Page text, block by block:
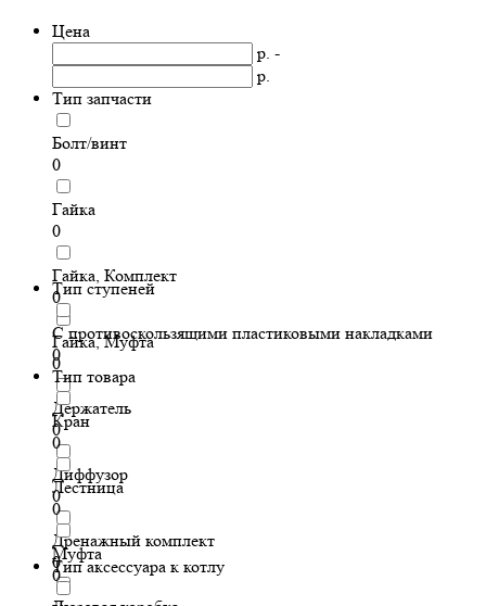
Цена
р. -
р.
Тип запчасти
Болт/винт
0
Гайка
0
Гайка, Комплект
0
Гайка, Муфта
0
Держатель
0
Диффузор
0
Дренажный комплект
0
Тип ступеней
С противоскользящими пластиковыми накладками
0
Тип товара
Кран
0
Лестница
0
Муфта
0
Тип аксессуара к котлу